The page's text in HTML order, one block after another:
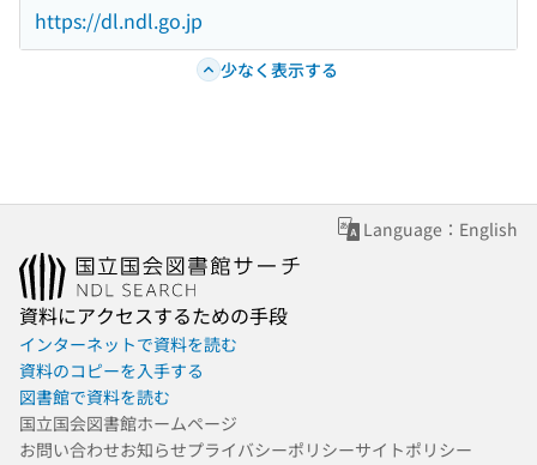
https://dl.ndl.go.jp
少なく表示する
Language：English
資料にアクセスするための手段
インターネットで資料を読む
資料のコピーを入手する
図書館で資料を読む
国立国会図書館ホームページ
お問い合わせお知らせプライバシーポリシーサイトポリシー